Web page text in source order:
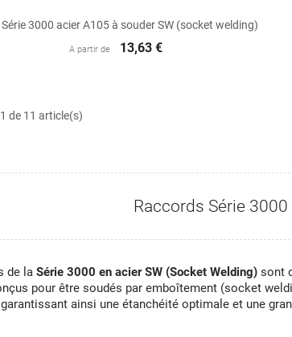
Aperçu rapide
3000 acier A105 à souder SW (socket welding)
A partir de 13,63 €
de 11 article(s)
Raccords Série
de la Série 3000 en acier SW (Socket Welding) sont
pour être soudés par emboîtement (socket
ainsi une étanchéité optimale et une